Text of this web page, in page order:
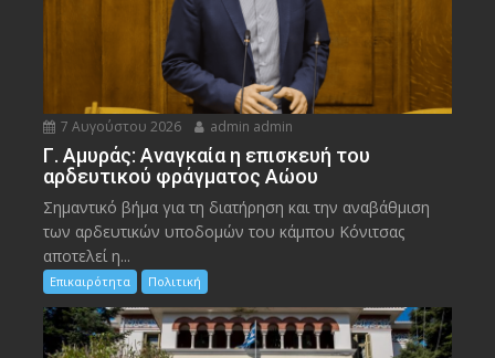
7 Αυγούστου 2026 admin admin
Γ. Αμυράς: Αναγκαία η επισκευή του
αρδευτικού φράγματος Αώου
Σημαντικό βήμα για τη διατήρηση και την αναβάθμιση
των αρδευτικών υποδομών του κάμπου Κόνιτσας
αποτελεί η...
Επικαιρότητα Πολιτική